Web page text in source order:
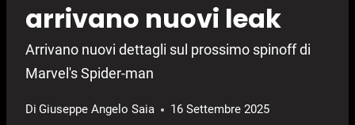
arrivano nuovi leak
Arrivano nuovi dettagli sul prossimo spinoff di
Marvel's Spider-man
Di Giuseppe Angelo Saia 16 Settembre 2025